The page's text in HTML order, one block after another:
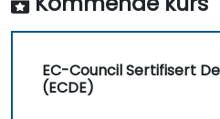
EC-Council Sertifisert
(ECDE)